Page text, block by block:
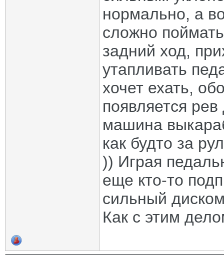
нормально, а
сложно
задний ход,
утапливать
хочет ехать,
появляется
машина
как будто за
)) Играя
еще кто-то
сильный
Как с этим